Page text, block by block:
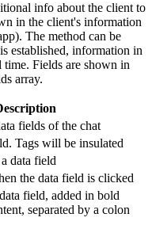
info about the client to
in the client's information
The method can be
established, information in
Fields are shown in
array.
fields of the chat
Tags will be insulated
data field
the data field is clicked
field, added in bold
separated by a colon